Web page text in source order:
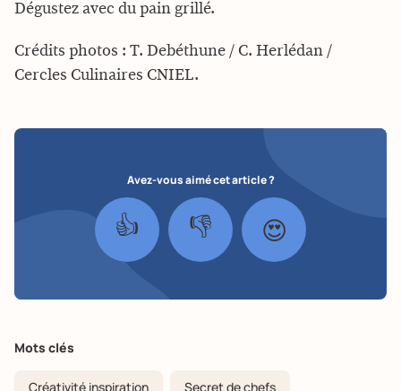
Dégustez avec du pain grillé.
Crédits photos : T. Debéthune / C. Herlédan /
Cercles Culinaires CNIEL.
Avez-vous aimé cet article ?
👍 👎 😍
Mots clés
Créativité inspiration Secret de chefs